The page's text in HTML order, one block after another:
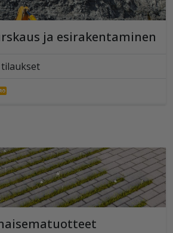
ja esirakentaminen
tilaukset